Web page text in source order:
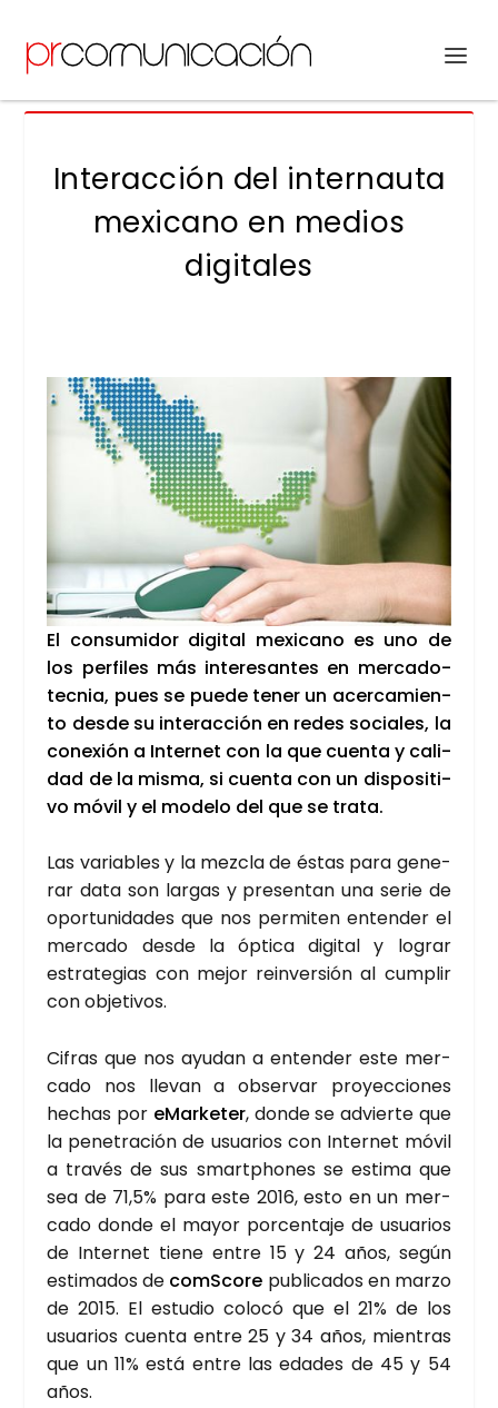
Interacción del internauta
mexicano en medios
digitales
El con­su­mi­dor digi­tal mexi­cano es uno de
los per­fi­les más intere­san­tes en mer­ca­do­
tec­nia, pues se pue­de tener un acer­ca­mien­
to des­de su inter­ac­ción en redes socia­les, la
cone­xión a Inter­net con la que cuen­ta y cali­
dad de la mis­ma, si cuen­ta con un dis­po­si­ti­
vo móvil y el mode­lo del que se tra­ta.
Las varia­bles y la mez­cla de éstas para gene­
rar data son lar­gas y pre­sen­tan una serie de
opor­tu­ni­da­des que nos per­mi­ten enten­der el
mer­ca­do des­de la ópti­ca digi­tal y lograr
estra­te­gias con mejor rein­ver­sión al cum­plir
con obje­ti­vos.
Cifras que nos ayu­dan a enten­der este mer­
ca­do nos lle­van a obser­var pro­yec­cio­nes
hechas por eMar­ke­ter, don­de se advier­te que
la pene­tra­ción de usua­rios con Inter­net móvil
a tra­vés de sus smartpho­nes se esti­ma que
sea de 71,5% para este 2016, esto en un mer­
ca­do don­de el mayor por­cen­ta­je de usua­rios
de Inter­net tie­ne entre 15 y 24 años, según
esti­ma­dos de comS­co­re publi­ca­dos en mar­zo
de 2015. El estu­dio colo­có que el 21% de los
usua­rios cuen­ta entre 25 y 34 años, mien­tras
que un 11% está entre las eda­des de 45 y 54
años.